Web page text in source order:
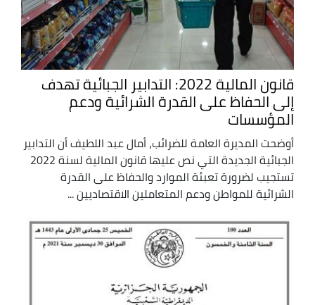
قانون المالية 2022: التدابير الجبائية تهدف
إلى الحفاظ على القدرة الشرائية ودعم
المؤسسات
أوضحت المديرة العامة للضرائب، أمال عبد اللطيف أن التدابير
الجبائية الجديدة التي نص عليها قانون المالية لسنة 2022
تستجيب لضرورة تعبئة الموارد والحفاظ على القدرة
الشرائية للمواطن ودعم المتعاملين الاقتصاديين ...